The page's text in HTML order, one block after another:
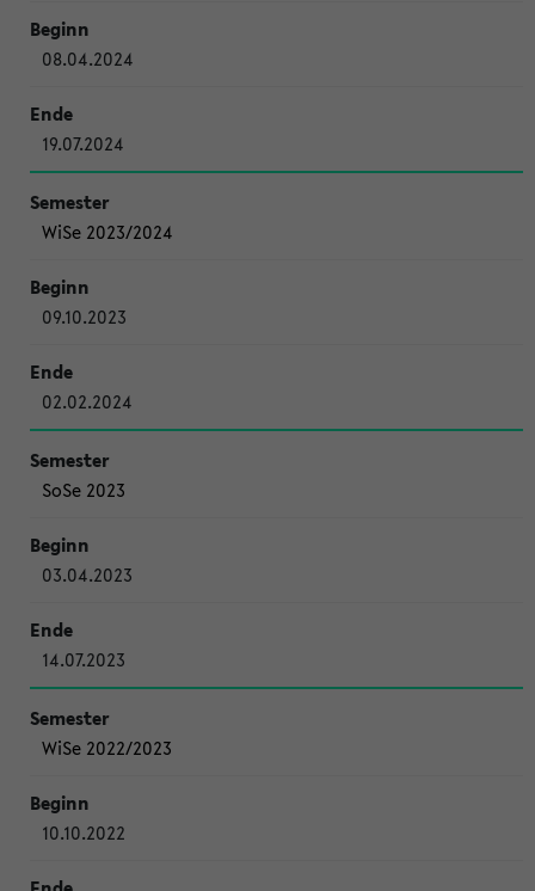
08.04.2024
19.07.2024
WiSe 2023/2024
09.10.2023
02.02.2024
SoSe 2023
03.04.2023
14.07.2023
WiSe 2022/2023
10.10.2022